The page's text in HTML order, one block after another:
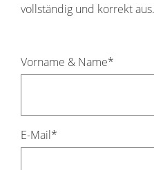
vollständig und korrekt aus.
Pflichtfeld
Vorname & Name*
Pflichtfeld
E-Mail*